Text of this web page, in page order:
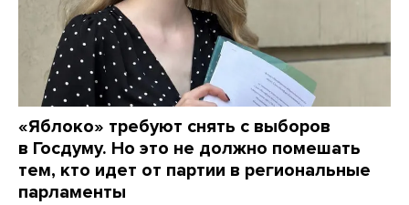
«Яблоко» требуют снять с выборов
в Госдуму. Но это не должно помешать
тем, кто идет от партии в региональные
парламенты